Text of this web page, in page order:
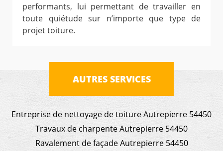
performants, lui permettant de travailler en
toute quiétude sur n’importe que type de
projet toiture.
AUTRES SERVICES
Entreprise de nettoyage de toiture Autrepierre 54450
Travaux de charpente Autrepierre 54450
Ravalement de façade Autrepierre 54450